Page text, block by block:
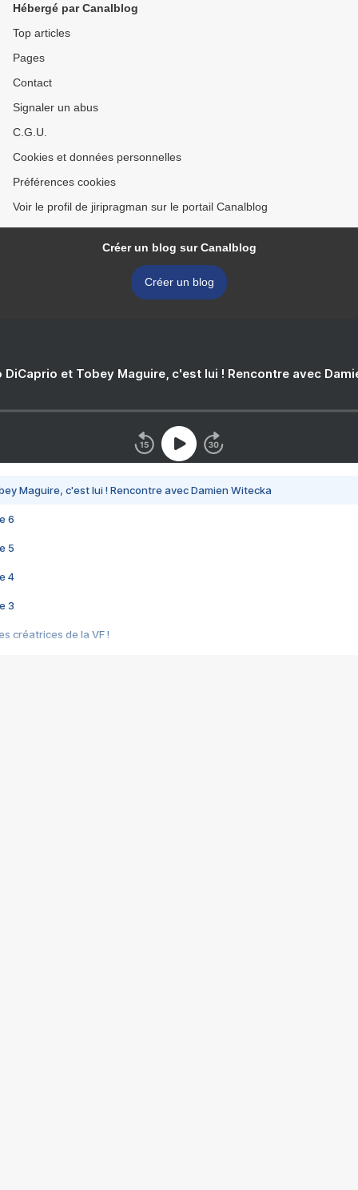
Hébergé par Canalblog
Top articles
Pages
Contact
Signaler un abus
C.G.U.
Cookies et données personnelles
Préférences cookies
Voir le profil de jiripragman sur le portail Canalblog
Créer un blog sur Canalblog
Créer un blog
DiCaprio et Tobey Maguire, c'est lui ! Rencontre avec
Maguire, c'est lui ! Rencontre avec Damien Witecka
6
5
4
3
créatrices de la VF !